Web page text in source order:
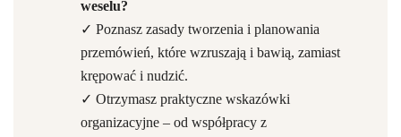
weselu?
✓ Poznasz zasady tworzenia i planowania
przemówień, które wzruszają i bawią, zamiast
krępować i nudzić.
✓ Otrzymasz praktyczne wskazówki
organizacyjne – od współpracy z